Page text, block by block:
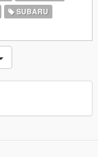
SUBARU